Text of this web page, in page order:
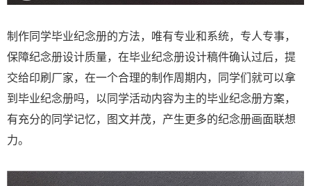
制作同学毕业纪念册的方法，唯有专业和系统，专人专事，
保障纪念册设计质量，在毕业纪念册设计稿件确认过后，提
交给印刷厂家，在一个合理的制作周期内，同学们就可以拿
到毕业纪念册吗，以同学活动内容为主的毕业纪念册方案，
有充分的同学记忆，图文并茂，产生更多的纪念册画面联想
力。